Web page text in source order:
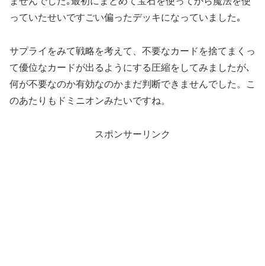
っていたせいですごい偏ったデッキになっていました｡
サプライをみて戦略を考えて、不要なカードを捨てまくっ
て優位なカードが出るようにする圧縮をしてみましたが､
何が不要なのか有効なのかまだ判断できませんでした。こ
のあたりもドミニオンみたいですね。
スポンサーリンク